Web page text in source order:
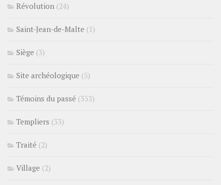
Révolution (24)
Saint-Jean-de-Malte (1)
Siège (3)
Site archéologique (5)
Témoins du passé (353)
Templiers (33)
Traité (2)
Village (2)